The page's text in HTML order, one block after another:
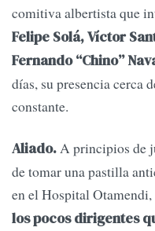
comitiva albertista que
Felipe Solá, Víctor
Fernando “Chino”
días, su presencia cerca
constante.
Aliado.A principios de
de tomar una pastilla
en el Hospital Otamendi,
los pocos dirigentes